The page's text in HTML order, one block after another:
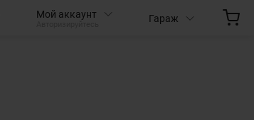
Мой аккаунт Гараж